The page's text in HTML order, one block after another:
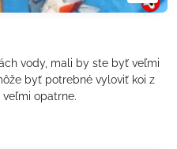
vody, mali by ste byť veľmi
byť potrebné vyloviť koi z
opatrne.